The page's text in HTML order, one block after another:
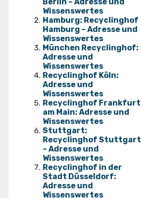
Wissenswertes
Hamburg: Recyclinghof
Hamburg – Adresse und
Wissenswertes
München Recyclinghof:
Adresse und
Wissenswertes
Recyclinghof Köln:
Adresse und
Wissenswertes
Recyclinghof Frankfurt
am Main: Adresse und
Wissenswertes
Stuttgart:
Recyclinghof Stuttgart
– Adresse und
Wissenswertes
Recyclinghof in der
Stadt Düsseldorf:
Adresse und
Wissenswertes